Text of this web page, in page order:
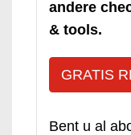
andere
& tools.
GRATIS
Bent u al